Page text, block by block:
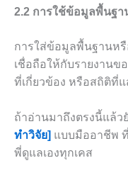
2.2 การใช้ข้อมูลพื้นฐา
การใส่ข้อมูลพื้นฐานห
เชื่อถือให้กับรายงานข
ที่เกี่ยวข้อง หรือสถิติที่
ถ้าอ่านมาถึงตรงนี้แล้
ทำวิจัย] แบบมืออาชีพ
พี่ดูแลเองทุกเคส